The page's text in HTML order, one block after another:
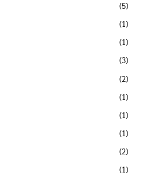
(5)
(1)
(1)
(3)
(2)
(1)
(1)
(1)
(2)
(1)